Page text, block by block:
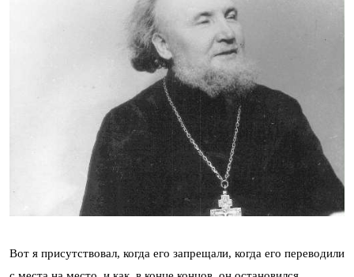
Вот я присутствовал, когда его запрещали, когда его переводили